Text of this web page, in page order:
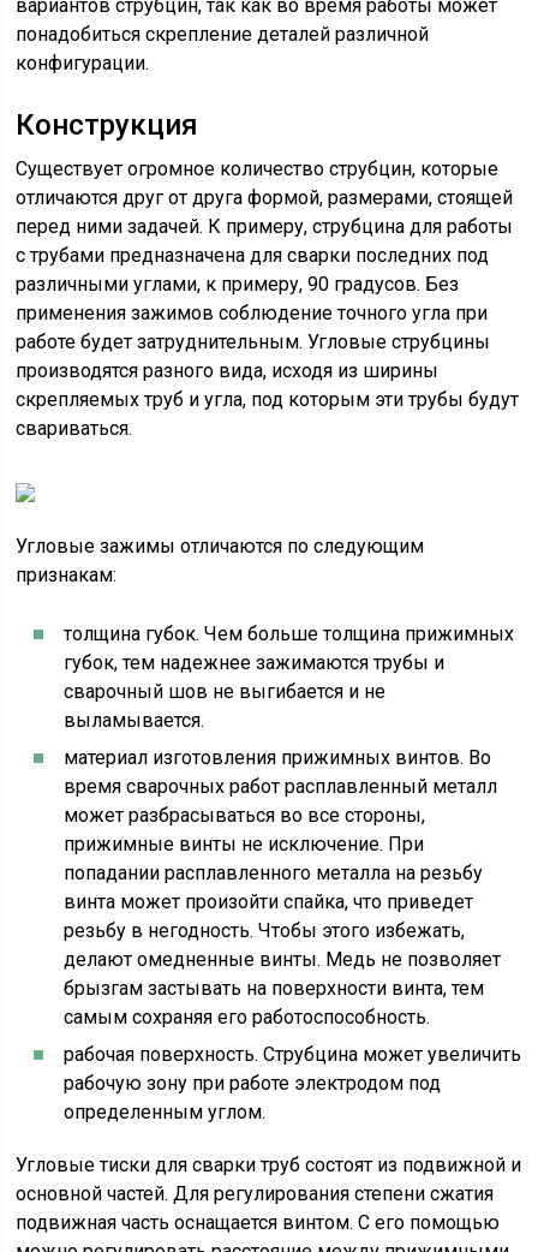
вариантов струбцин, так как во время работы может
понадобиться скрепление деталей различной
конфигурации.
Конструкция
Существует огромное количество струбцин, которые
отличаются друг от друга формой, размерами, стоящей
перед ними задачей. К примеру, струбцина для работы
с трубами предназначена для сварки последних под
различными углами, к примеру, 90 градусов. Без
применения зажимов соблюдение точного угла при
работе будет затруднительным. Угловые струбцины
производятся разного вида, исходя из ширины
скрепляемых труб и угла, под которым эти трубы будут
свариваться.
Угловые зажимы отличаются по следующим
признакам:
толщина губок. Чем больше толщина прижимных
губок, тем надежнее зажимаются трубы и
сварочный шов не выгибается и не
выламывается.
материал изготовления прижимных винтов. Во
время сварочных работ расплавленный металл
может разбрасываться во все стороны,
прижимные винты не исключение. При
попадании расплавленного металла на резьбу
винта может произойти спайка, что приведет
резьбу в негодность. Чтобы этого избежать,
делают омедненные винты. Медь не позволяет
брызгам застывать на поверхности винта, тем
самым сохраняя его работоспособность.
рабочая поверхность. Струбцина может увеличить
рабочую зону при работе электродом под
определенным углом.
Угловые тиски для сварки труб состоят из подвижной и
основной частей. Для регулирования степени сжатия
подвижная часть оснащается винтом. С его помощью